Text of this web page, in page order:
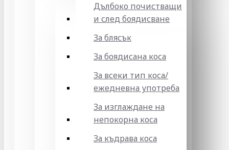
Дълбоко почистващи
и след боядисване
За блясък
За боядисана коса
За всеки тип коса/
ежедневна употреба
За изглаждане на
непокорна коса
За къдрава коса